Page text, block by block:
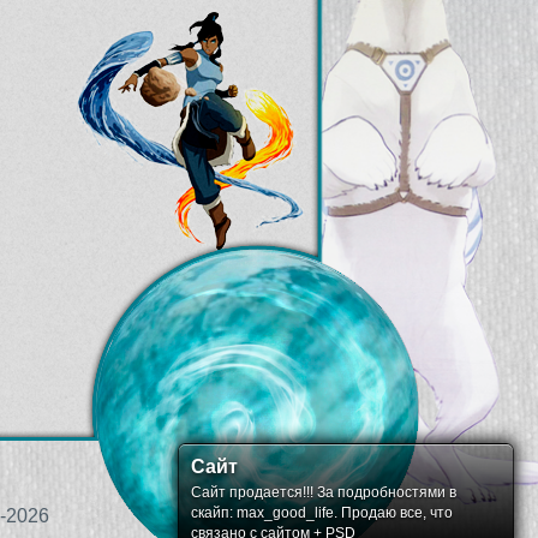
2026
Сайт
Сайт продается!!! За подробностями в
скайп: max_good_life. Продаю все, что
связано с сайтом + PSD